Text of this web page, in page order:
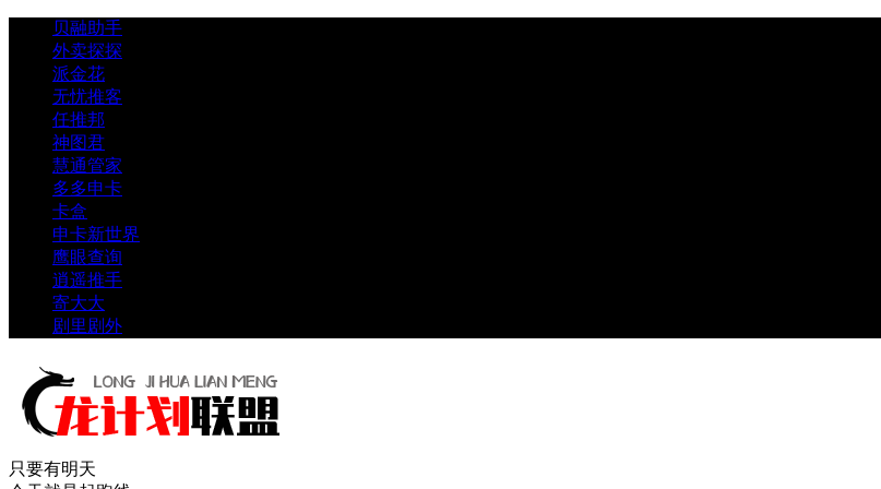
贝融助手
外卖探探
派金花
无忧推客
任推邦
神图君
慧通管家
多多申卡
卡盒
申卡新世界
鹰眼查询
逍遥推手
寄大大
剧里剧外
只要有明天